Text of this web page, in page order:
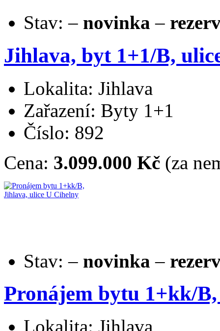
Stav: – novinka –
Jihlava, byt 1+1/B,
Lokalita: Jihlava
Zařazení: Byty 1+1
Číslo: 892
Cena: 3.099.000 Kč (za
Stav: – novinka –
Pronájem bytu 1+kk/
Lokalita: Jihlava